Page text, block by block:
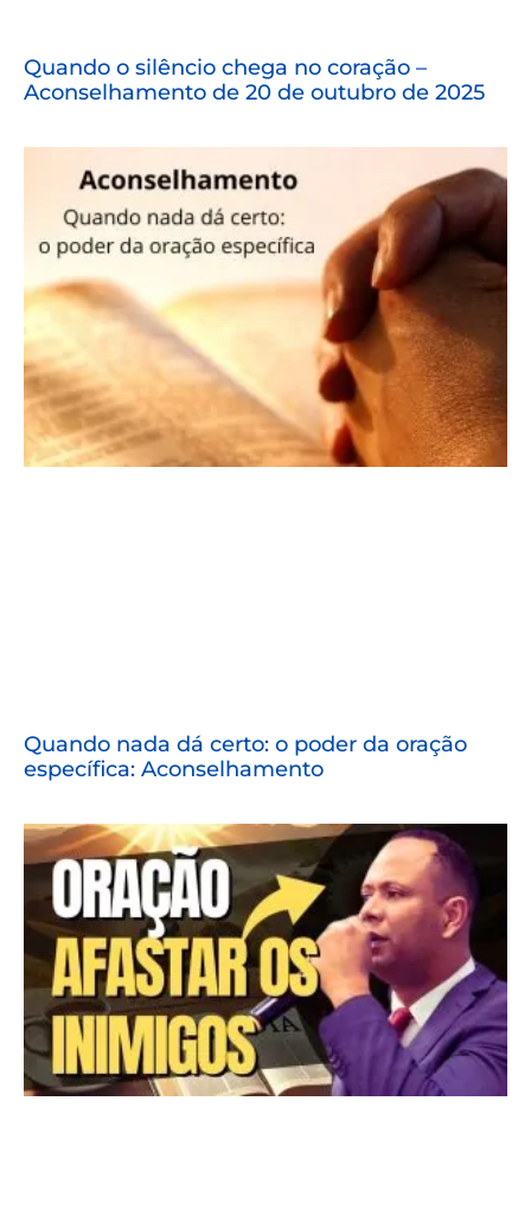
Quando o silêncio chega no coração –
Aconselhamento de 20 de outubro de 2025
Quando nada dá certo: o poder da oração
específica: Aconselhamento